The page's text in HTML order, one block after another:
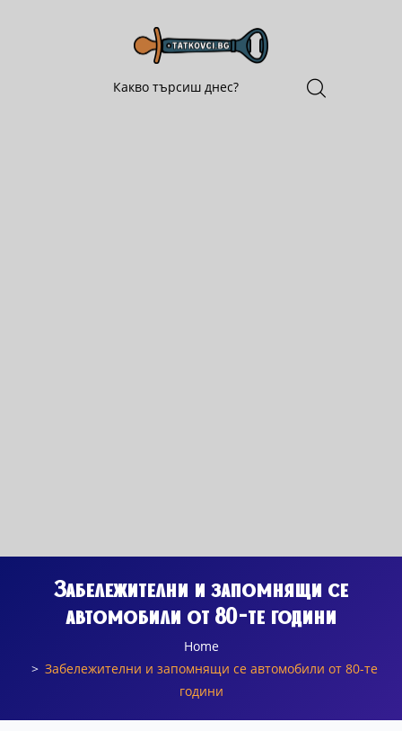
Забележителни и запомнящи се
автомобили от 80-те години
Home
Забележителни и запомнящи се автомобили от 80-те
години